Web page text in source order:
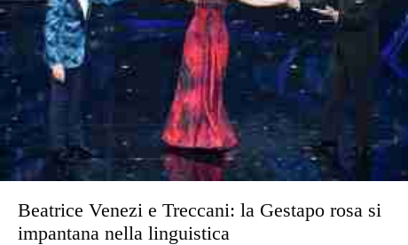
Beatrice Venezi e Treccani: la Gestapo rosa si
impantana nella linguistica